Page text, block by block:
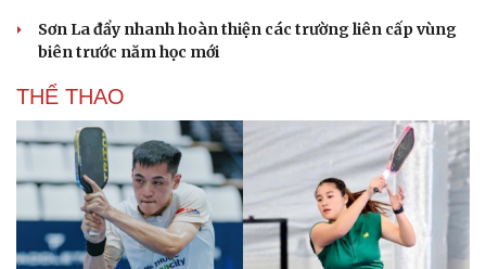
Sức khỏe
Dinh dưỡng - món ngon
Cây thuốc
Sản phụ khoa
Nhi khoa
Đời sống
Nhà đẹp
Blog
Tình yêu - Gia đình
Sơn La đẩy nhanh hoàn thiện các trường liên cấp vùng
biên trước năm học mới
THỂ THAO